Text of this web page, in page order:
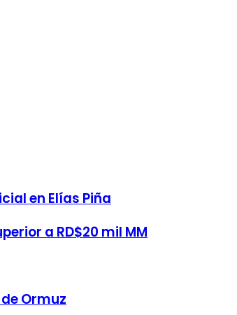
en Elías Piña
a RD$20 mil MM
Ormuz